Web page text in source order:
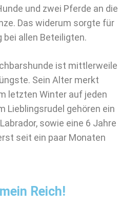
und zwei Pferde an die
Das widerum sorgte für
bei allen Beteiligten.
ist mittlerweile
Sein Alter merkt
letzten Winter auf jeden
Lieblingsrudel gehören ein
sowie eine 6 Jahre
seit ein paar Monaten
Reich!